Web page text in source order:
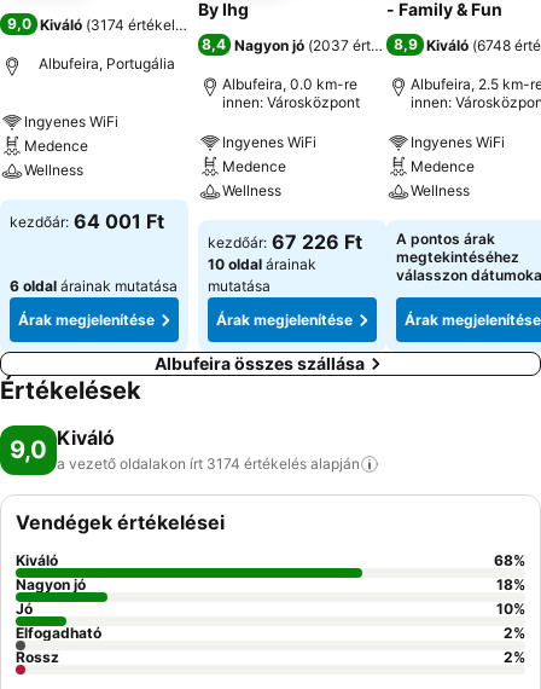
9,0 Kiváló (3174 értékelés
Albufeira, Portugália
Ingyenes WiFi
Medence
Wellness
kezdőár: 64 001 Ft
6 oldal árainak mutatása
Árak megjelenítése
By Ihg
8,4 Nagyon jó (2037 értékelés)
Albufeira, 0.0 km-re
innen: Városközpont
Ingyenes WiFi
Medence
Wellness
kezdőár: 67 226 Ft
10 oldal árainak
mutatása
Árak megjelenítése
- Family & Fun
8,9 Kiváló (6748
Albufeira, 2.5 km-
innen:
Ingyenes WiFi
Medence
Wellness
A pontos árak
megtekintéséhez
válasszon
Árak megjelenítése
Albufeira összes szállása
Értékelések
9,0 Kiváló
a vezető oldalakon írt 3174 értékelés alapján
Vendégek értékelései
Kiváló 68%
Nagyon jó
18%
Jó
10%
Elfogadható
2%
Rossz
2%